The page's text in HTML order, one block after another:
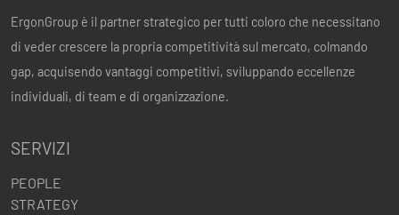
ErgonGroup è il partner strategico per tutti coloro che necessitano
di veder crescere la propria competitività sul mercato, colmando
gap, acquisendo vantaggi competitivi, sviluppando eccellenze
individuali, di team e di organizzazione.
SERVIZI
PEOPLE
STRATEGY